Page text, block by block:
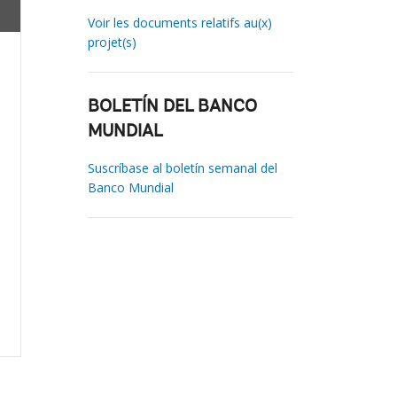
Voir les documents relatifs au(x)
projet(s)
BOLETÍN DEL BANCO
MUNDIAL
Suscríbase al boletín semanal del
Banco Mundial